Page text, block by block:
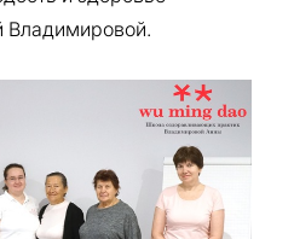
Владимировой.